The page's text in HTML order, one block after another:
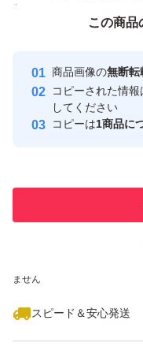
付与しています
安心取引出品者
取引実績
ません
スピード＆安心発送
この商品
商品画像の無断転
コピーされた情報
してください
コピーは1商品に
この商品をみている人